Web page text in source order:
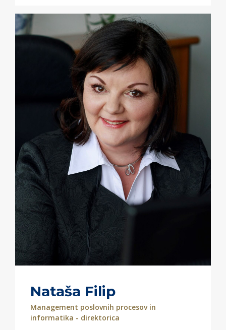
Nataša Filip
Management poslovnih procesov in
informatika - direktorica